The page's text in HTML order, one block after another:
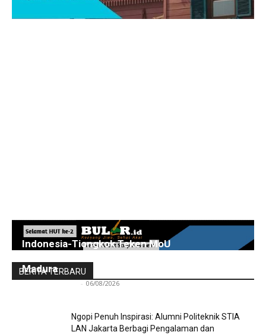
BERITA TERBARU
Indonesia-Tiongkok Teken MoU
Madura
- 06/08/2026
Ngopi Penuh Inspirasi: Alumni Politeknik STIA
LAN Jakarta Berbagi Pengalaman dan